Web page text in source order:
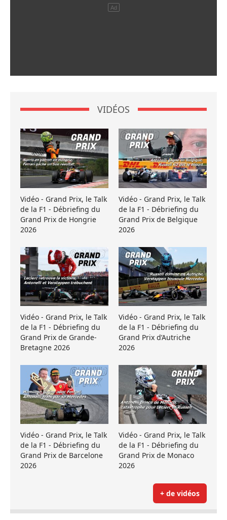
VIDÉOS
Vidéo - Grand Prix, le Talk
de la F1 - Débriefing du
Grand Prix de Hongrie
2026
Vidéo - Grand Prix, le Talk
de la F1 - Débriefing du
Grand Prix de Belgique
2026
Vidéo - Grand Prix, le Talk
de la F1 - Débriefing du
Grand Prix de Grande-
Bretagne 2026
Vidéo - Grand Prix, le Talk
de la F1 - Débriefing du
Grand Prix d’Autriche
2026
Vidéo - Grand Prix, le Talk
de la F1 - Débriefing du
Grand Prix de Barcelone
2026
Vidéo - Grand Prix, le Talk
de la F1 - Débriefing du
Grand Prix de Monaco
2026
+ de vidéos